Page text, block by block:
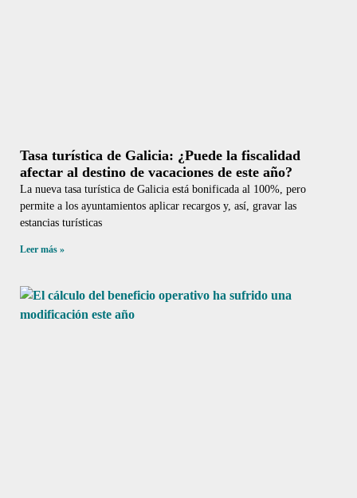
Tasa turística de Galicia: ¿Puede la fiscalidad
afectar al destino de vacaciones de este año?
La nueva tasa turística de Galicia está bonificada al 100%, pero
permite a los ayuntamientos aplicar recargos y, así, gravar las
estancias turísticas
Leer más »